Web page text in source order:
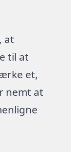
at
til at
et,
nemt at